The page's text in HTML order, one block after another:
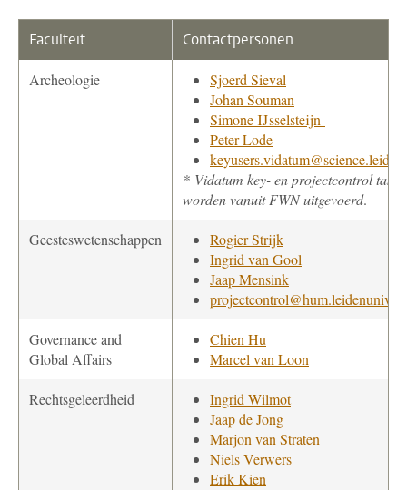
Faculteit Contactpersonen
Archeologie
Sjoerd Sieval
Johan Souman
Simone IJsselsteijn
Peter Lode
* Vidatum key- en projectcontrol taken
worden vanuit FWN uitgevoerd.
Geesteswetenschappen
Rogier Strijk
Ingrid van Gool
Jaap Mensink
projectcontrol@hum.leidenuniv.nl
Governance and
Global Affairs
Chien Hu
Marcel van Loon
Rechtsgeleerdheid
Ingrid Wilmot
Jaap de Jong
Marjon van Straten
Niels Verwers
Erik Kien